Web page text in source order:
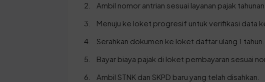
Ambil nomor antrian sesuai layanan pajak tahunan.
Menuju ke loket progresif untuk verifikasi data
Serahkan dokumen ke loket daftar ulang 1 tahun.
Bayar biaya pajak di loket pembayaran sesuai
Ambil STNK dan SKPD baru yang telah disahkan.